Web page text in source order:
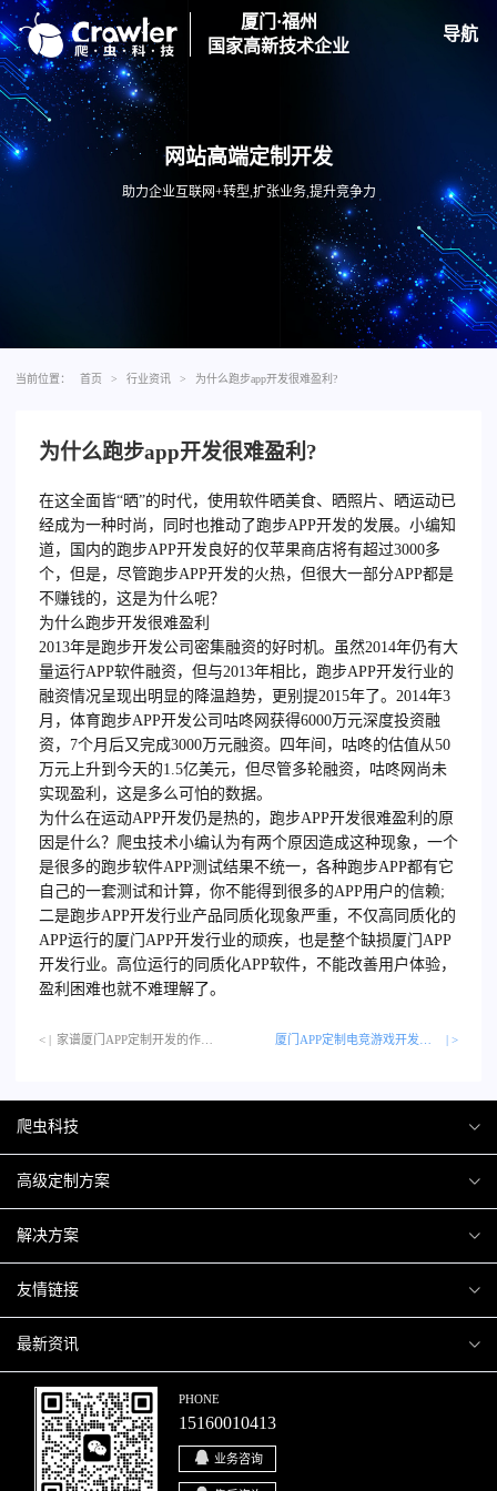
厦门·福州
国家高新技术企业
导航
网站高端定制开发
助力企业互联网+转型,扩张业务,提升竞争力
当前位置： 首页 > 行业资讯 > 为什么跑步app开发很难盈利?
为什么跑步app开发很难盈利?
在这全面皆“晒”的时代，使用软件晒美食、晒照片、晒运动已
经成为一种时尚，同时也推动了跑步APP开发的发展。小编知
道，国内的跑步APP开发良好的仅苹果商店将有超过3000多
个，但是，尽管跑步APP开发的火热，但很大一部分APP都是
不赚钱的，这是为什么呢？
为什么跑步开发很难盈利
2013年是跑步开发公司密集融资的好时机。虽然2014年仍有大
量运行APP软件融资，但与2013年相比，跑步APP开发行业的
融资情况呈现出明显的降温趋势，更别提2015年了。2014年3
月，体育跑步APP开发公司咕咚网获得6000万元深度投资融
资，7个月后又完成3000万元融资。四年间，咕咚的估值从50
万元上升到今天的1.5亿美元，但尽管多轮融资，咕咚网尚未
实现盈利，这是多么可怕的数据。
为什么在运动APP开发仍是热的，跑步APP开发很难盈利的原
因是什么？爬虫技术小编认为有两个原因造成这种现象，一个
是很多的跑步软件APP测试结果不统一，各种跑步APP都有它
自己的一套测试和计算，你不能得到很多的APP用户的信赖;
二是跑步APP开发行业产品同质化现象严重，不仅高同质化的
APP运行的厦门APP开发行业的顽疾，也是整个缺损厦门APP
开发行业。高位运行的同质化APP软件，不能改善用户体验，
盈利困难也就不难理解了。
< | | >
爬虫科技
爬虫案例
关于爬虫
高级定制方案
H5互动营销
微信小程序
移动APP
解决方案
商城解决方案
商城会员积分商城解决方案
网站解决方案
智慧校园解决方案
智慧停车解决方案
友情链接
厦门小程序开发
厦门APP开发
厦门微商城开发
最新资讯
行业资讯
爬虫动态
PHONE
15160010413
业务咨询